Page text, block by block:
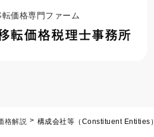
転価格専門ファーム
格解説 構成会社等（Constituent Entities）